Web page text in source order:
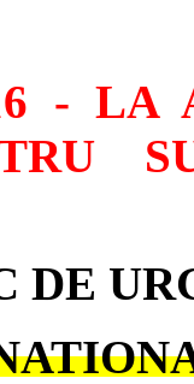
-
DE